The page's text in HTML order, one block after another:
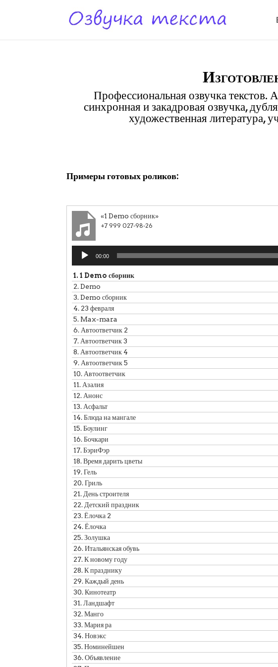
Профессиональная озвучка текстов.
синхронная и закадровая озвучка,
художественная литература,
Примеры готовых роликов:
«1 Demo сборник»
+7 999 027-98-26
Аудиоплеер
00:00
1.1 Demo сборник
2.Demo
3.Demo сборник
4. 23 февраля
5. Max-mara
6.Автоответчик 2
7.Автоответчик 3
8.Автоответчик 4
9.Автоответчик 5
10.Автоответчик
11.Азалия
12.Анонс
13.Асфальт
14.Блюда на мангале
15.Боулинг
16.Бочкари
17.БэриФэр
18.Время дарить цветы
19.Гель
20.Гриль
21.День строителя
22.Детский праздник
23.Ёлочка 2
24.Ёлочка
25.Золушка
26.Итальянская обувь
27.К новому году
28.К празднику
29.Каждый день
30.Кинотеатр
31.Ландшафт
32.Манго
33.Мария ра
34.Новэкс
35.Номинейшен
36.Объявление